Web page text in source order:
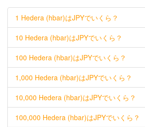
1 Hedera (hbar)はJPYでいくら？
10 Hedera (hbar)はJPYでいくら？
100 Hedera (hbar)はJPYでいくら？
1,000 Hedera (hbar)はJPYでいくら？
10,000 Hedera (hbar)はJPYでいくら？
100,000 Hedera (hbar)はJPYでいくら？